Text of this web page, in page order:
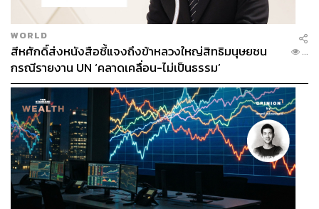
ABOUT THE AUTHOR
THE STANDARD TEAM
กองบรรณาธิการ THE STANDARD
WORLD
สีหศักดิ์ส่งหนังสือชี้แจงถึงข้าหลวงใหญ่สิทธิมนุษยชน
กรณีรายงาน UN ‘คลาดเคลื่อน-ไม่เป็นธรรม’
...